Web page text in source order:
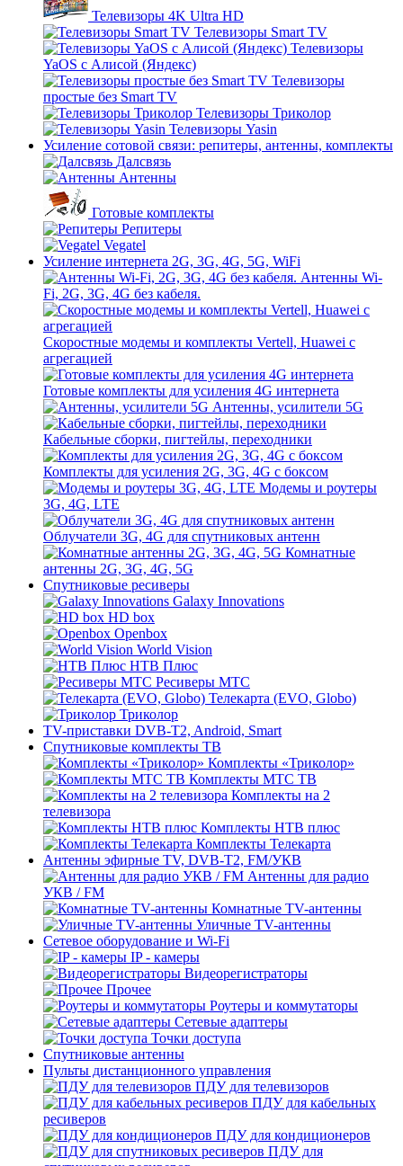
Телевизоры 4K Ultra HD
Телевизоры Smart TV
Телевизоры
YaOS с Алисой (Яндекс)
Телевизоры
простые без Smart TV
Телевизоры Триколор
Телевизоры Yasin
Усиление сотовой связи: репитеры, антенны, комплекты
Далсвязь
Антенны
Готовые комплекты
Репитеры
Vegatel
Усиление интернета 2G, 3G, 4G, 5G, WiFi
Антенны Wi-
Fi, 2G, 3G, 4G без кабеля.
Скоростные модемы и комплекты Vertell, Huawei с
агрегацией
Готовые комплекты для усиления 4G интернета
Антенны, усилители 5G
Кабельные сборки, пигтейлы, переходники
Комплекты для усиления 2G, 3G, 4G с боксом
Модемы и роутеры
3G, 4G, LTE
Облучатели 3G, 4G для спутниковых антенн
Комнатные
антенны 2G, 3G, 4G, 5G
Спутниковые ресиверы
Galaxy Innovations
HD box
Openbox
World Vision
НТВ Плюс
Ресиверы МТС
Телекарта (EVO, Globo)
Триколор
TV-приставки DVB-T2, Android, Smart
Спутниковые комплекты ТВ
Комплекты «Триколор»
Комплекты МТС ТВ
Комплекты на 2
телевизора
Комплекты НТВ плюс
Комплекты Телекарта
Антенны эфирные TV, DVB-T2, FM/УКВ
Антенны для радио
УКВ / FM
Комнатные TV-антенны
Уличные TV-антенны
Сетевое оборудование и Wi-Fi
IP - камеры
Видеорегистраторы
Прочее
Роутеры и коммутаторы
Сетевые адаптеры
Точки доступа
Спутниковые антенны
Пульты дистанционного управления
ПДУ для телевизоров
ПДУ для кабельных
ресиверов
ПДУ для кондиционеров
ПДУ для